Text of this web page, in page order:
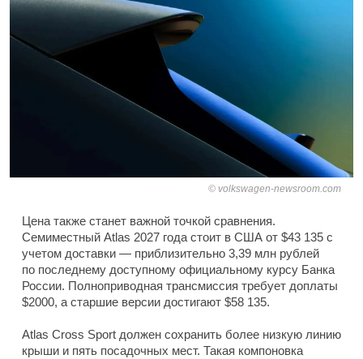
volkswagen-newsroom.com
Цена также станет важной точкой сравнения.
Семиместный Atlas 2027 года стоит в США от $43 135 с
учетом доставки — приблизительно 3,39 млн рублей
по последнему доступному официальному курсу Банка
России. Полноприводная трансмиссия требует доплаты
$2000, а старшие версии достигают $58 135.
Atlas Cross Sport должен сохранить более низкую линию
крыши и пять посадочных мест. Такая компоновка